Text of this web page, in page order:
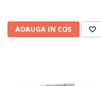
ADAUGA IN COS